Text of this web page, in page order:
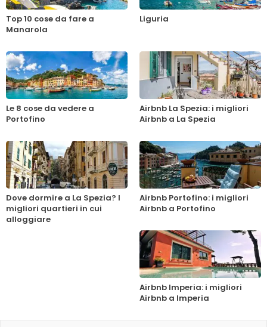
Top 10 cose da fare a
Manarola
Liguria
Le 8 cose da vedere a
Portofino
Airbnb La Spezia: i migliori
Airbnb a La Spezia
Dove dormire a La Spezia? I
migliori quartieri in cui
alloggiare
Airbnb Portofino: i migliori
Airbnb a Portofino
Airbnb Imperia: i migliori
Airbnb a Imperia